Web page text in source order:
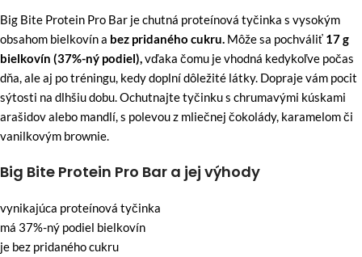
Big Bite Protein Pro Bar je chutná proteínová tyčinka s vysokým
obsahom bielkovín a bez pridaného cukru. Môže sa pochváliť 17 g
bielkovín (37%-ný podiel), vďaka čomu je vhodná kedykoľve počas
dňa, ale aj po tréningu, kedy doplní dôležité látky. Dopraje vám pocit
sýtosti na dlhšiu dobu. Ochutnajte tyčinku s chrumavými kúskami
arašidov alebo mandlí, s polevou z mliečnej čokolády, karamelom či
vanilkovým brownie.
Big Bite Protein Pro Bar a jej výhody
vynikajúca proteínová tyčinka
má 37%-ný podiel bielkovín
je bez pridaného cukru